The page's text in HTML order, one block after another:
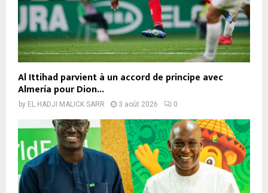
Al Ittihad parvient à un accord de principe avec
Almería pour Dion...
by EL HADJI MALICK SARR 3 août 2026 0